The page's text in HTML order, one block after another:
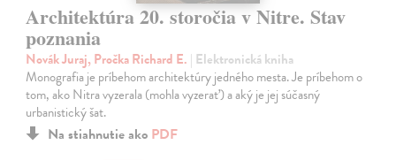
Architektúra 20. storočia v Nitre. Stav
poznania
Novák Juraj, Pročka Richard E. | Elektronická kniha
Monografia je príbehom architektúry jedného mesta. Je príbehom o
tom, ako Nitra vyzerala (mohla vyzerať) a aký je jej súčasný
urbanistický šat.
Na stiahnutie ako PDF